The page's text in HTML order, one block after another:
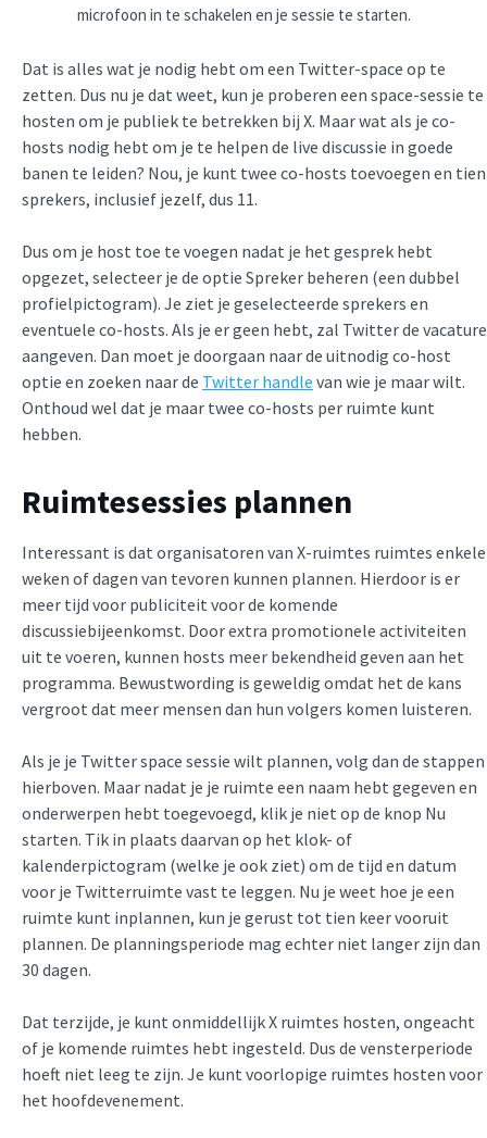
microfoon in te schakelen en je sessie te starten.
Dat is alles wat je nodig hebt om een Twitter-space op te
zetten. Dus nu je dat weet, kun je proberen een space-sessie te
hosten om je publiek te betrekken bij X. Maar wat als je co-
hosts nodig hebt om je te helpen de live discussie in goede
banen te leiden? Nou, je kunt twee co-hosts toevoegen en tien
sprekers, inclusief jezelf, dus 11.
Dus om je host toe te voegen nadat je het gesprek hebt
opgezet, selecteer je de optie Spreker beheren (een dubbel
profielpictogram). Je ziet je geselecteerde sprekers en
eventuele co-hosts. Als je er geen hebt, zal Twitter de vacature
aangeven. Dan moet je doorgaan naar de uitnodig co-host
optie en zoeken naar de Twitter handle van wie je maar wilt.
Onthoud wel dat je maar twee co-hosts per ruimte kunt
hebben.
Ruimtesessies plannen
Interessant is dat organisatoren van X-ruimtes ruimtes enkele
weken of dagen van tevoren kunnen plannen. Hierdoor is er
meer tijd voor publiciteit voor de komende
discussiebijeenkomst. Door extra promotionele activiteiten
uit te voeren, kunnen hosts meer bekendheid geven aan het
programma. Bewustwording is geweldig omdat het de kans
vergroot dat meer mensen dan hun volgers komen luisteren.
Als je je Twitter space sessie wilt plannen, volg dan de stappen
hierboven. Maar nadat je je ruimte een naam hebt gegeven en
onderwerpen hebt toegevoegd, klik je niet op de knop Nu
starten. Tik in plaats daarvan op het klok- of
kalenderpictogram (welke je ook ziet) om de tijd en datum
voor je Twitterruimte vast te leggen. Nu je weet hoe je een
ruimte kunt inplannen, kun je gerust tot tien keer vooruit
plannen. De planningsperiode mag echter niet langer zijn dan
30 dagen.
Dat terzijde, je kunt onmiddellijk X ruimtes hosten, ongeacht
of je komende ruimtes hebt ingesteld. Dus de vensterperiode
hoeft niet leeg te zijn. Je kunt voorlopige ruimtes hosten voor
het hoofdevenement.